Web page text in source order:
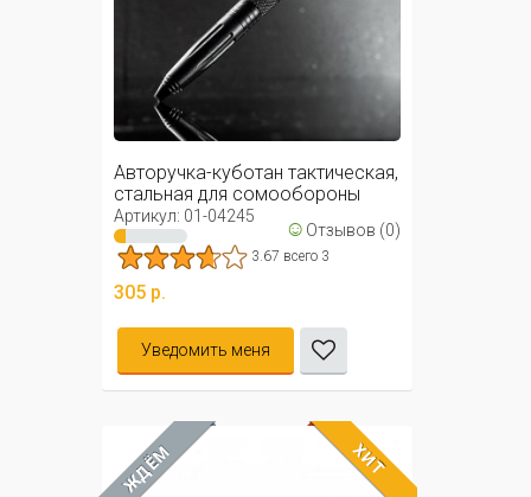
Авторучка-куботан тактическая,
стальная для сомообороны
Артикул: 01-04245 ☺ Отзывов (0)
3.67 всего 3
305 р.
Уведомить меня
ЖДЁМ ХИТ